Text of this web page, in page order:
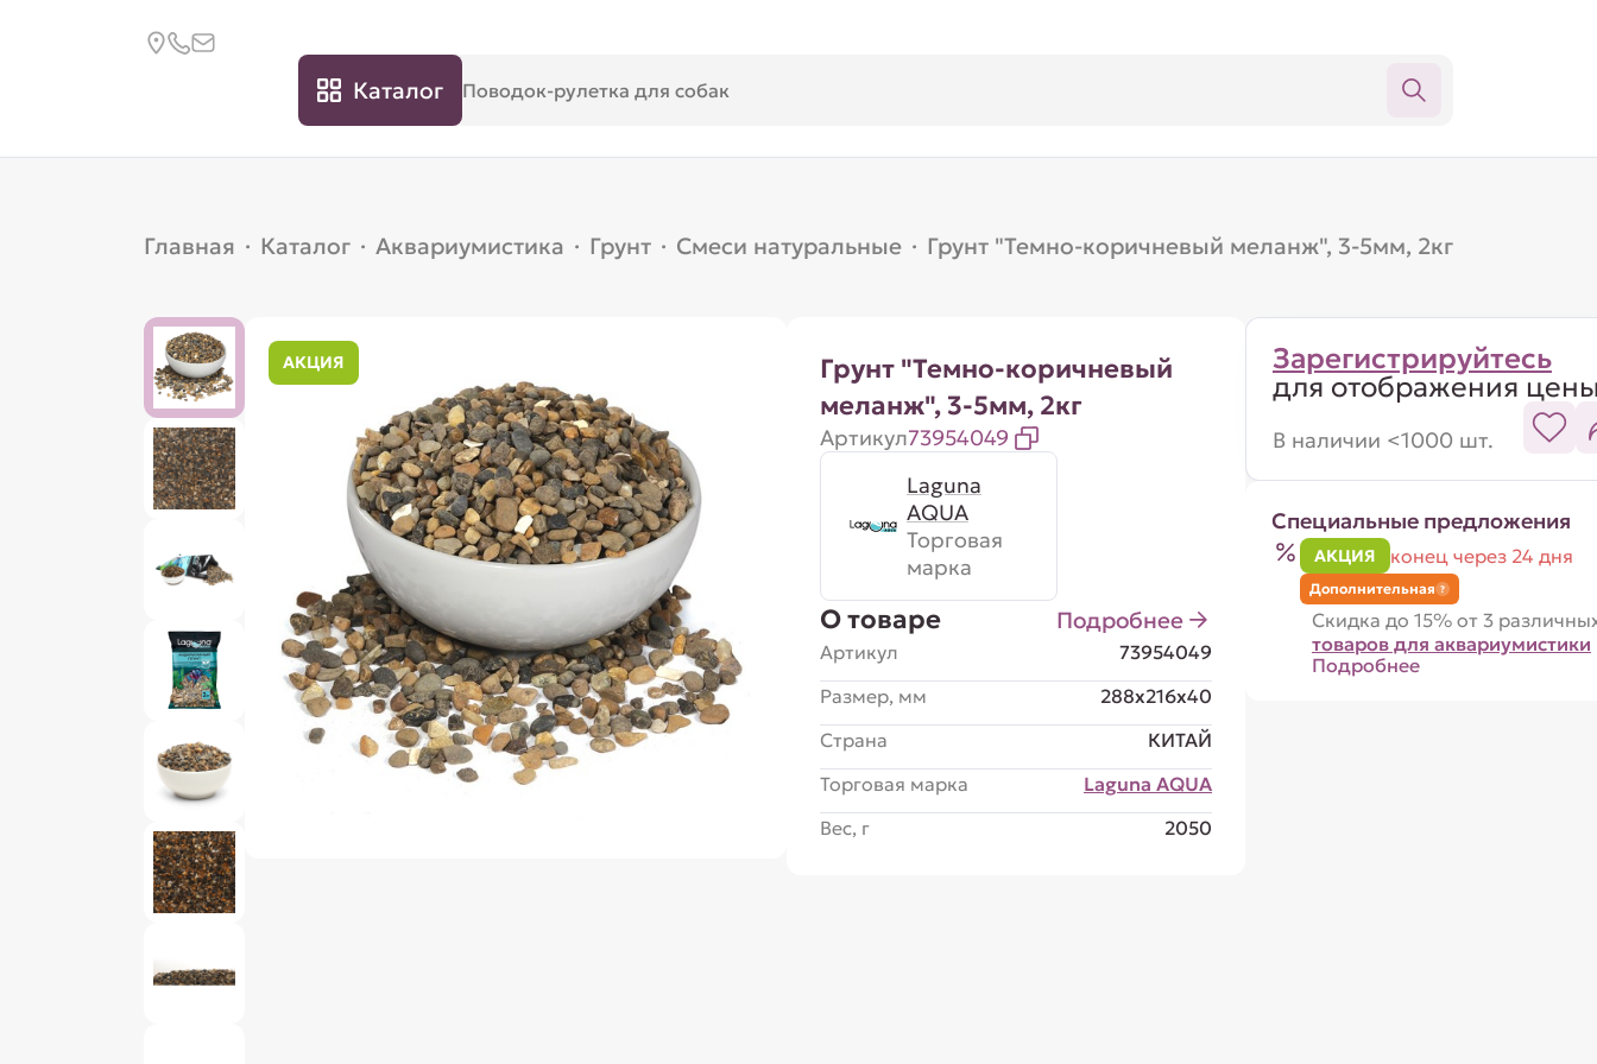
Каталог
Главная · Каталог · Аквариумистика · Грунт · Смеси натуральные · Грунт "Темно-коричневый меланж", 3-5мм, 2кг
АКЦИЯ
Грунт "Темно-коричневый
меланж", 3-5мм, 2кг
Артикул73954049
Laguna
AQUA
Торговая
марка
О товаре Подробнее
Артикул
73954049
Размер, мм
288x216x40
Страна
КИТАЙ
Торговая марка
Laguna AQUA
Вес, г
2050
Зарегистрируйтесь
для отображения
В наличии <1000 шт.
Специальные предложения
АКЦИЯ конец через 24 дня
Дополнительная ?
Скидка до 15% от 3
товаров для аквариумистики
Подробнее